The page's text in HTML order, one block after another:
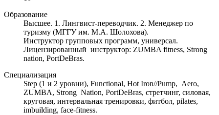
Образование
Высшее. 1. Лингвист-переводчик. 2. Менеджер по
туризму (МГГУ им. М.А. Шолохова).
Инструктор групповых программ, универсал.
Лицензированный инструктор: ZUMBA fitness, Strong
nation, PortDeBras.
Специализация
Step (1 и 2 уровни), Functional, Hot Iron//Pump, Aero,
ZUMBA, Strong Nation, PortDeBras, стретчинг, силовая,
круговая, интервальная тренировки, фитбол, pilates,
imbuilding, face-fitness.